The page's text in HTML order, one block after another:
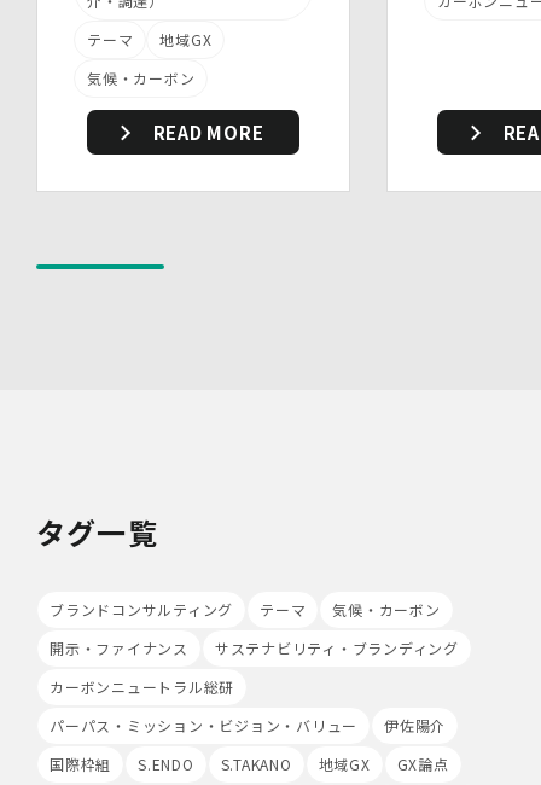
及び持ち込む機器等の制限を行うとともに、権限を有しな
い者による個人データの閲覧を防止する措置を講じていま
・個人データを取り扱う機器、電子媒体及び書類等の盗難
又は紛失等を防止するための措置を講じています。
子媒体及び書類等を持ち運ぶ場合、容易に個人情報が判明
・アクセス制御を実施して、担当者及び取扱う個人情報
の収集を行うことがあります。また、広告の効果測定のた
め、第三者の運営するツールから当社サイトを訪れる前に
イト等)を取得し、ご提供いただいた個人情報と照合する
Cookieの使用は任意ですが、受け入れを拒否した場合
このほか当社では、広告・マーケティング活動のため、第
三者配信事業者が提供するサービスを利用することがあり
テーマ
地域GX
気候・カーボン
READ MORE
タグ一覧
ブランドコンサルティング テーマ
気候・カーボン
開示・ファイナンス
サステナビリティ・ブランディング
カーボンニュートラル総研
パーパス・ミッション・ビジョン・バリュー
伊佐陽介
国際枠組
S.ENDO S.TAKANO 地域GX
GX論点